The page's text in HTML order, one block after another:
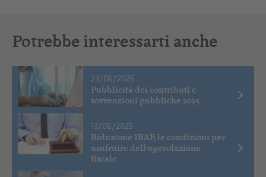
Potrebbe interessarti anche
23/06/2026
Pubblicità dei contributi e
sovvenzioni pubbliche 2025
13/06/2025
Riduzione IRAP, le condizioni per
usufruire dell’agevolazione
fiscale